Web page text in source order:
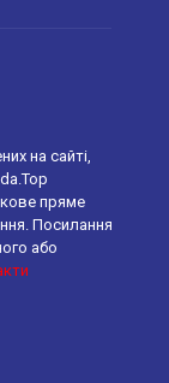
на сайті,
пряме
Посилання
або